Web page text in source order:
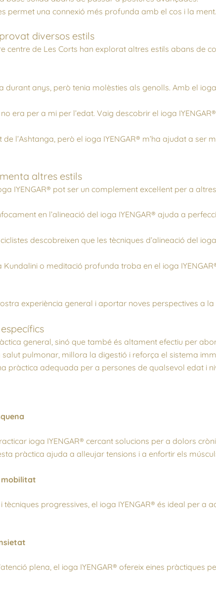
permet una connexió més profunda amb el cos i la ment.
diversos estils
centre de Les Corts han explorat altres estils abans de
durant anys, però tenia molèsties als genolls. Amb el
era per a mi per l’edat. Vaig descobrir el ioga
de l’Ashtanga, però el ioga IYENGAR® m’ha ajudat a
altres estils
IYENGAR® pot ser un complement excel·lent per a
en l’alineació del ioga IYENGAR® ajuda a
descobreixen que les tècniques d’alineació del
Kundalini o meditació profunda troba en el ioga
experiència general i aportar noves perspectives a
general, sinó que també és altament efectiu per
pulmonar, millora la digestió i reforça el sistema
pràctica adequada per a persones de qualsevol edat i
ioga IYENGAR® cercant solucions per a dolors
pràctica ajuda a alleujar tensions i a enfortir els
mobilitat
progressives, el ioga IYENGAR® és ideal per a
plena, el ioga IYENGAR® ofereix eines pràctiques